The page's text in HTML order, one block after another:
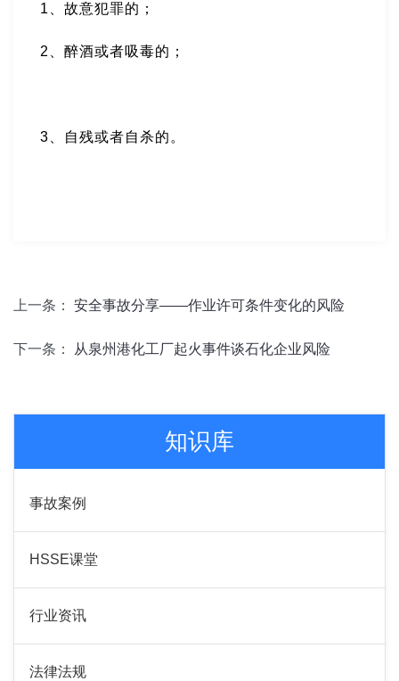
1、故意犯罪的；
2、醉酒或者吸毒的；
3、自残或者自杀的。
上一条： 安全事故分享——作业许可条件变化的风险
下一条： 从泉州港化工厂起火事件谈石化企业风险
知识库
事故案例
HSSE课堂
行业资讯
法律法规